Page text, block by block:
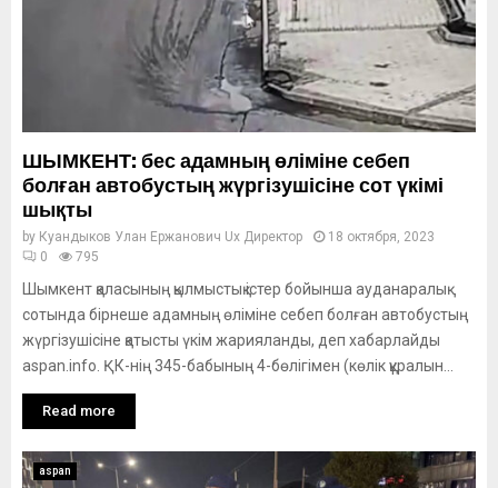
ШЫМКЕНТ: бес адамның өліміне себеп
болған автобустың жүргізушісіне сот үкімі
шықты
by Куандыков Улан Ержанович Ux Директор
18 октября, 2023
0
795
Шымкент қаласының қылмыстық істер бойынша ауданаралық
сотында бірнеше адамның өліміне себеп болған автобустың
жүргізушісіне қатысты үкім жарияланды, деп хабарлайды
aspan.info. ҚК-нің 345-бабының 4-бөлігімен (көлiк құралын...
Read more
aspan